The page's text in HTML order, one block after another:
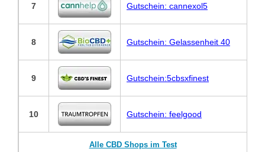
7 Gutschein: cannexol5
8 Gutschein: Gelassenheit 40
9 Gutschein:5cbsxfinest
10 Gutschein: feelgood
Alle CBD Shops im Test